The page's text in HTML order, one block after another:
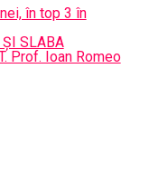
în top 3 în
SLABA
Prof. Ioan Romeo